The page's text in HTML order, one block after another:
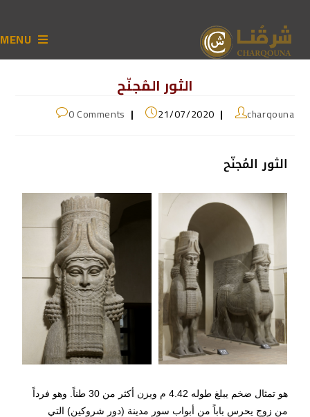
MENU
الثور المُجنّح
charqouna
21/07/2020
0 Comments
الثور المُجنّح
هو تمثال ضخم يبلغ طوله 4.42 م ويزن أكثر من 30 طناً. وهو فرداً
من زوج يحرس باباً من أبواب سور مدينة (دور شروكين) التي